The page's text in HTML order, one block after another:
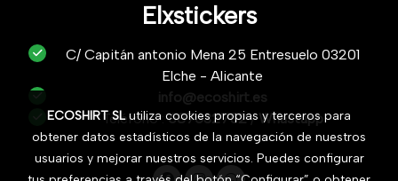
Elxstickers
C/ Capitán antonio Mena 25 Entresuelo 03201
Elche - Alicante
info@ecoshirt.es
Teléfono :687632752/Whastapp
ECOSHIRT SLutiliza cookies propias y terceros para
obtener datos estadísticos de la navegación de nuestros
usuarios y mejorar nuestros servicios. Puedes configurar